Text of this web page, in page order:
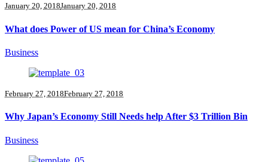
January 20, 2018January 20, 2018
What does Power of US mean for China’s Economy
Business
February 27, 2018February 27, 2018
Why Japan’s Economy Still Needs help After $3 Trillion Bin
Business